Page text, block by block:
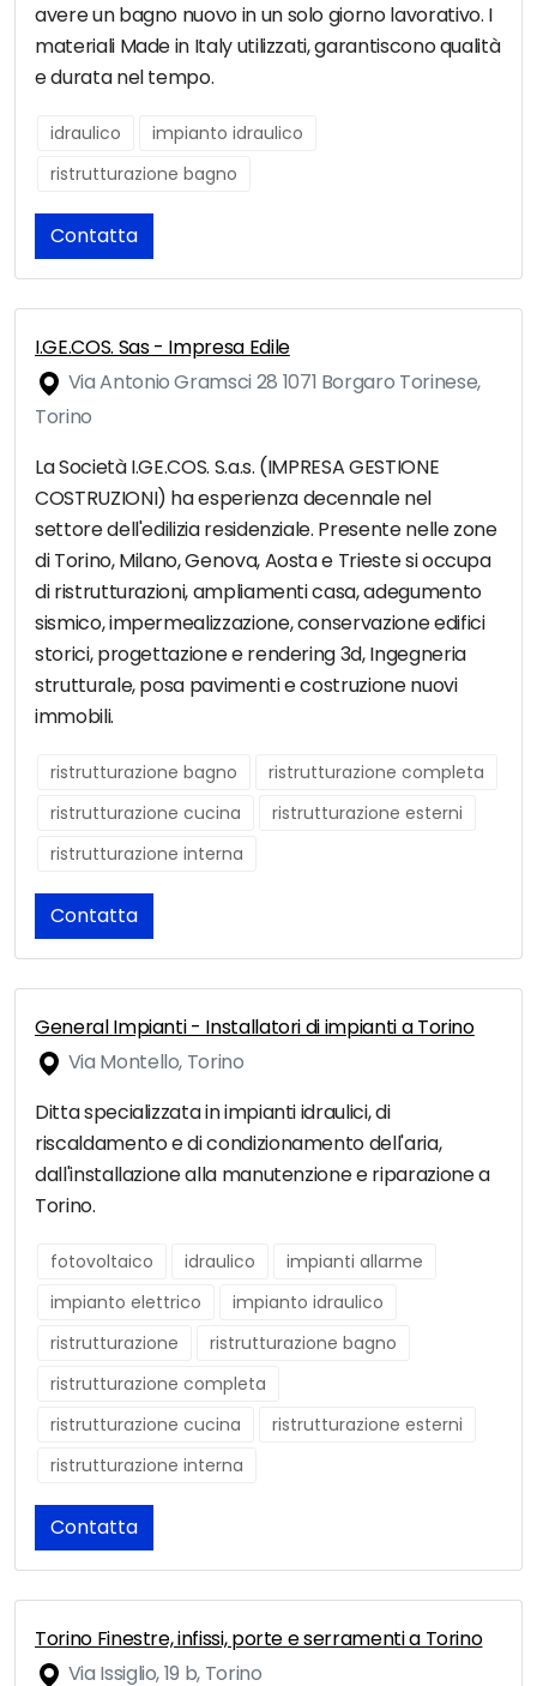
avere un bagno nuovo in un solo giorno lavorativo. I
materiali Made in Italy utilizzati, garantiscono qualità
e durata nel tempo.
idraulico
impianto idraulico
ristrutturazione bagno
Contatta
I.GE.COS. Sas - Impresa Edile
Via Antonio Gramsci 28 1071 Borgaro Torinese,
Torino
La Società I.GE.COS. S.a.s. (IMPRESA GESTIONE
COSTRUZIONI) ha esperienza decennale nel
settore dell'edilizia residenziale. Presente nelle zone
di Torino, Milano, Genova, Aosta e Trieste si occupa
di ristrutturazioni, ampliamenti casa, adegumento
sismico, impermealizzazione, conservazione edifici
storici, progettazione e rendering 3d, Ingegneria
strutturale, posa pavimenti e costruzione nuovi
immobili.
ristrutturazione bagno
ristrutturazione completa
ristrutturazione cucina
ristrutturazione esterni
ristrutturazione interna
Contatta
General Impianti - Installatori di impianti a Torino
Via Montello, Torino
Ditta specializzata in impianti idraulici, di
riscaldamento e di condizionamento dell'aria,
dall'installazione alla manutenzione e riparazione a
Torino.
fotovoltaico idraulico
impianti allarme
impianto elettrico
impianto idraulico
ristrutturazione
ristrutturazione bagno
ristrutturazione completa
ristrutturazione cucina
ristrutturazione esterni
ristrutturazione interna
Contatta
Torino Finestre, infissi, porte e serramenti a Torino
Via Issiglio, 19 b, Torino